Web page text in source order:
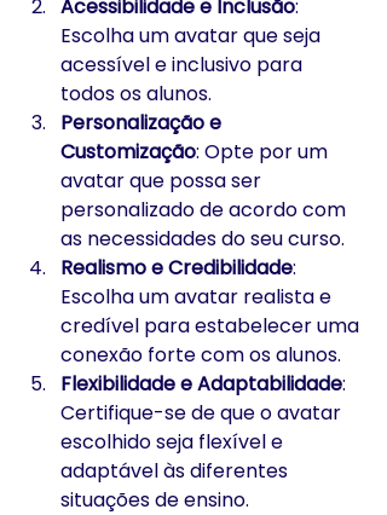
Acessibilidade e Inclusão:
Escolha um avatar que seja
acessível e inclusivo para
todos os alunos.
Personalização e
Customização: Opte por um
avatar que possa ser
personalizado de acordo com
as necessidades do seu curso.
Realismo e Credibilidade:
Escolha um avatar realista e
credível para estabelecer uma
conexão forte com os alunos.
Flexibilidade e Adaptabilidade:
Certifique-se de que o avatar
escolhido seja flexível e
adaptável às diferentes
situações de ensino.